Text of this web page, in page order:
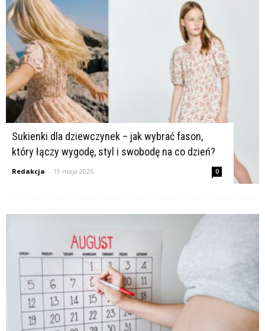
Sukienki dla dziewczynek – jak wybrać fason,
który łączy wygodę, styl i swobodę na co dzień?
Redakcja - 19 maja 2026 0